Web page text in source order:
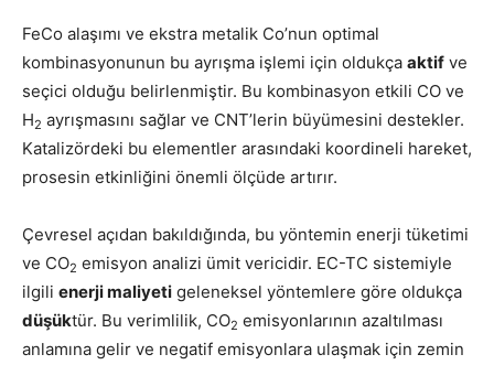
FeCo alaşımı ve ekstra metalik Co’nun optimal
kombinasyonunun bu ayrışma işlemi için oldukça aktif ve
seçici olduğu belirlenmiştir. Bu kombinasyon etkili CO ve
H2 ayrışmasını sağlar ve CNT’lerin büyümesini destekler.
Katalizördeki bu elementler arasındaki koordineli hareket,
prosesin etkinliğini önemli ölçüde artırır.
Çevresel açıdan bakıldığında, bu yöntemin enerji tüketimi
ve CO2 emisyon analizi ümit vericidir. EC-TC sistemiyle
ilgili enerji maliyeti geleneksel yöntemlere göre oldukça
düşüktür. Bu verimlilik, CO2 emisyonlarının azaltılması
anlamına gelir ve negatif emisyonlara ulaşmak için zemin